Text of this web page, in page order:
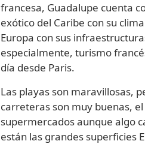
francesa, Guadalupe cuenta
exótico del Caribe con su
Europa con sus
especialmente, turismo
día desde Paris.
Las playas son maravillosas,
carreteras son muy buenas,
supermercados aunque algo
están las grandes superficies